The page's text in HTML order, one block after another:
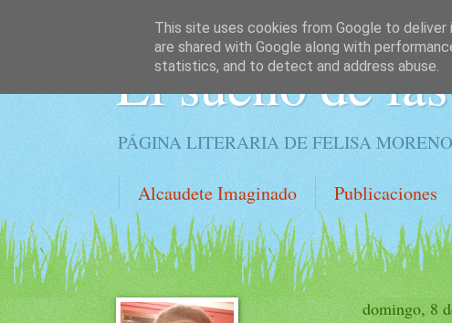
El sueño de
PÁGINA LITERARIA DE FELISA MORENO
Alcaudete Imaginado Publicaciones
domingo, 8
This site uses cookies from Google to
are shared with Google along with
statistics, and to detect and address abuse.